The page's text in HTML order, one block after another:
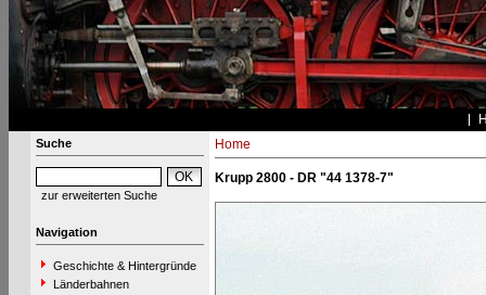
Suche
zur erweiterten Suche
Navigation
Geschichte & Hintergründe
Länderbahnen
Home
Krupp 2800 - DR "44 1378-7"